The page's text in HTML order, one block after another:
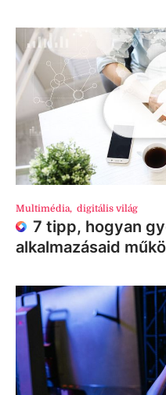
Multimédia, digitális világ
7 tipp, hogyan
alkalmazásaid